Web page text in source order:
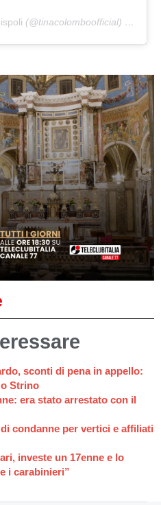
(@tinacolomboofficial) in data:
sconti di pena in appello:
Strino
era stato arrestato con il
condanne per vertici e affiliati
investe un 17enne e lo
i carabinieri”